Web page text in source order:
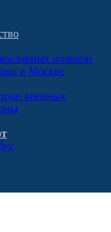
похорон
в Москве
военных